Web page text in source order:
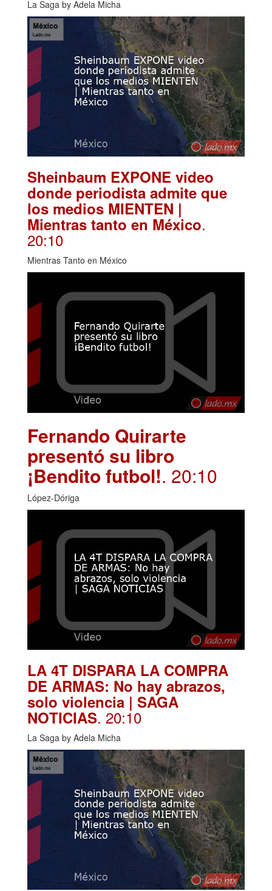
La Saga by Adela Micha
Sheinbaum EXPONE video
donde periodista admite que
los medios MIENTEN |
Mientras tanto en México.
20:10
Mientras Tanto en México
Fernando Quirarte
presentó su libro
¡Bendito futbol!. 20:10
López-Dóriga
LA 4T DISPARA LA COMPRA
DE ARMAS: No hay abrazos,
solo violencia | SAGA
NOTICIAS. 20:10
La Saga by Adela Micha